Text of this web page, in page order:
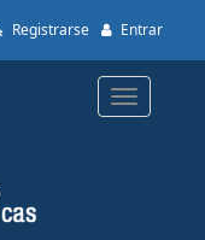
Registrarse Entrar
Toggle